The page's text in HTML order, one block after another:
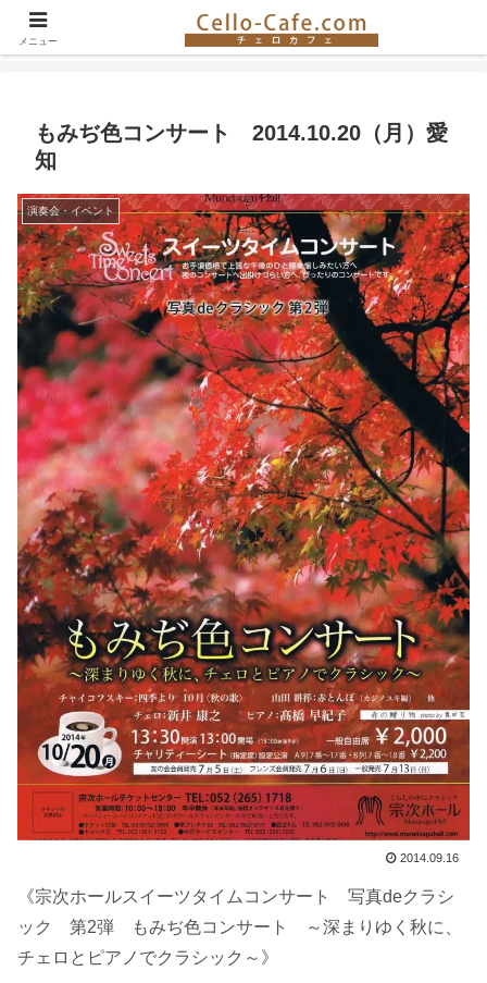
チェロ奏者やチェロ教室の紹介、イベント情報など。チェロの楽しさを伝える
サイト！
もみぢ色コンサート 2014.10.20（月）愛
知
演奏会・イベント
2014.09.16
《宗次ホールスイーツタイムコンサート 写真deクラシ
ック 第2弾 もみぢ色コンサート ～深まりゆく秋に、
チェロとピアノでクラシック～》
メニュー